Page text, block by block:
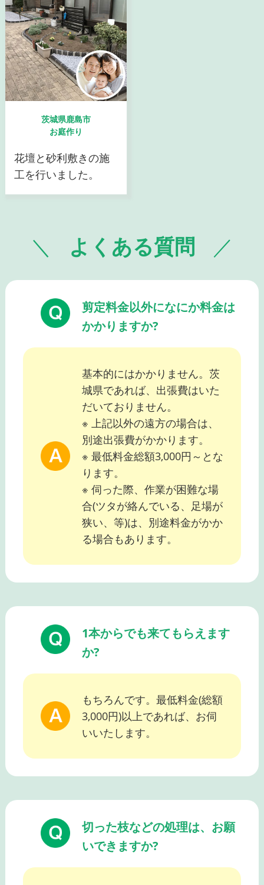
茨城県鹿島市
お庭作り
花壇と砂利敷きの施
工を行いました。
よくある質問
剪定料金以外になにか料金は
かかりますか?
基本的にはかかりません。茨
城県であれば、出張費はいた
だいておりません。
※ 上記以外の遠方の場合は、
別途出張費がかかります。
※ 最低料金総額3,000円～とな
ります。
※ 伺った際、作業が困難な場
合(ツタが絡んでいる、足場が
狭い、等)は、別途料金がかか
る場合もあります。
1本からでも来てもらえます
か?
もちろんです。最低料金(総額
3,000円)以上であれば、お伺
いいたします。
切った枝などの処理は、お願
いできますか?